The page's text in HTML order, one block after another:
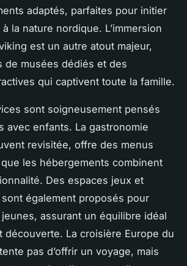
adaptés, parfaites pour initier
la nature nordique. L’immersion
est un autre atout majeur,
de musées dédiés et des
qui captivent toute la famille.
sont soigneusement pensés
avec enfants. La gastronomie
revisitée, offre des menus
les hébergements combinent
Des espaces jeux et
également proposés pour
assurant un équilibre idéal
découverte. La croisière Europe du
pas d’offrir un voyage, mais